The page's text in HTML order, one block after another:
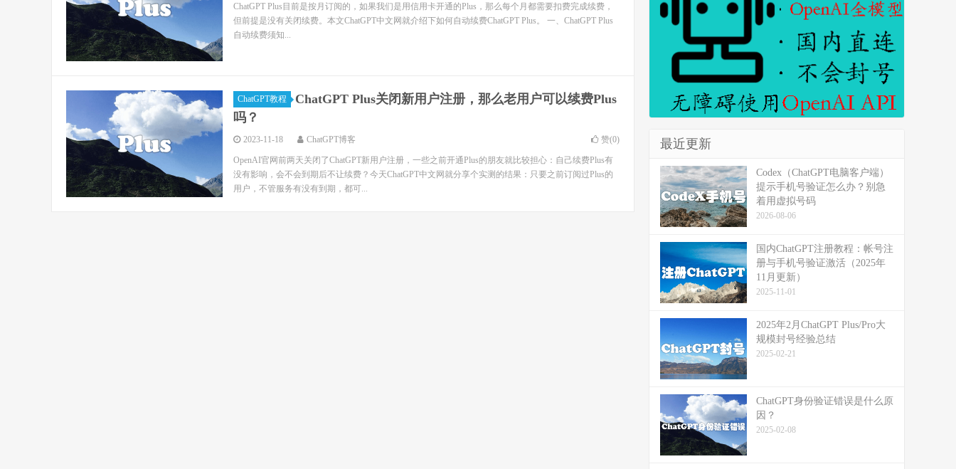
ChatGPT Plus目前是按月订阅的，如果我们是用信用卡开通的Plus，那么每个月都需要扣费完成续费，
但前提是没有关闭续费。本文ChatGPT中文网就介绍下如何自动续费ChatGPT Plus。 一、ChatGPT Plus
自动续费须知...
ChatGPT教程
ChatGPT Plus关闭新用户注册，那么老用户可以续费Plus
吗？
2023-11-18 ChatGPT博客 赞(0)
OpenAI官网前两天关闭了ChatGPT新用户注册，一些之前开通Plus的朋友就比较担心：自己续费Plus有
没有影响，会不会到期后不让续费？今天ChatGPT中文网就分享个实测的结果：只要之前订阅过Plus的
用户，不管服务有没有到期，都可...
最近更新
Codex（ChatGPT电脑客户端）
提示手机号验证怎么办？别急
着用虚拟号码
2026-08-06
国内ChatGPT注册教程：帐号注
册与手机号验证激活（2025年
11月更新）
2025-11-01
2025年2月ChatGPT Plus/Pro大
规模封号经验总结
2025-02-21
ChatGPT身份验证错误是什么原
因？
2025-02-08